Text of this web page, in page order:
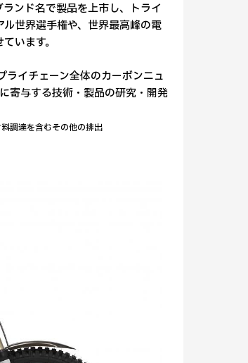
ンド名で製品を上市し、トライ
世界選手権や、世界最高峰の電
います。
イチェーン全体のカーボンニュ
寄与する技術・製品の研究・開発
調達を含むその他の排出